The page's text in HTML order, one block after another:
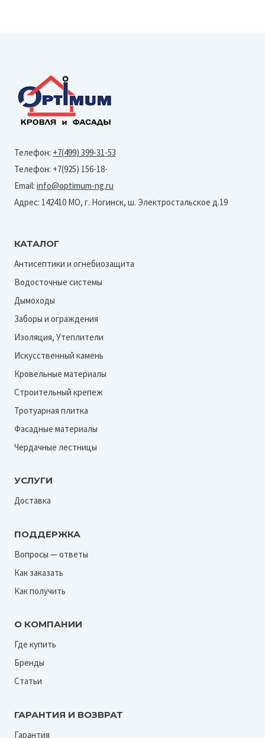
Optima
(Полиэстер-
Ral
Телефон: +7(499) 399-31-53
Телефон: +7(925) 156-18-
Email: info@optimum-ng.ru
Адрес: 142410 МО, г. Ногинск, ш. Электростальское д.19
КАТАЛОГ
Антисептики и огнебиозащита
Водосточные системы
Дымоходы
Заборы и ограждения
Изоляция, Утеплители
Искусственный камень
Кровельные материалы
Строительный крепеж
Тротуарная плитка
Фасадные материалы
Чердачные лестницы
УСЛУГИ
Доставка
ПОДДЕРЖКА
Вопросы — ответы
Как заказать
Как получить
О КОМПАНИИ
Где купить
Бренды
Статьи
ГАРАНТИЯ И ВОЗВРАТ
Гарантия